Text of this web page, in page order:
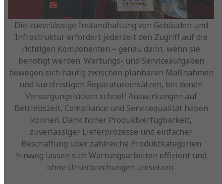
Die zuverlässige Instandhaltung von Gebäuden und
Infrastruktur erfordert jederzeit den Zugriff auf die
richtigen Komponenten – genau dann, wenn sie
benötigt werden. Wartungs- und Serviceaufgaben
bewegen sich häufig zwischen planbaren Maßnahmen
und kurzfristigen Reparatureinsätzen, bei denen
Versorgungslücken schnell Auswirkungen auf
Betriebszeit, Compliance und Servicequalität haben
können. Dank hoher Produktverfügbarkeit,
zuverlässiger Lieferprozesse und einfacher
Beschaffung über zahlreiche Produktkategorien
hinweg lassen sich Wartungsarbeiten effizient und
ohne Unterbrechungen umsetzen.